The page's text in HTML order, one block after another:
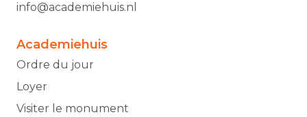
info@academiehuis.nl
Academiehuis
Ordre du jour
Loyer
Visiter le monument